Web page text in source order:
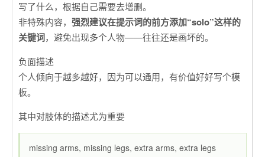
写了什么，根据自己需要去增删。
非特殊内容， 强烈建议在提示词的前方添加“solo”这样的
关键词，避免出现多个人物——往往还是画坏的。
负面描述
个人倾向于越多越好，因为可以通用，有价值好好写个模
板。
其中对肢体的描述尤为重要
missing arms, missing legs, extra arms, extra legs